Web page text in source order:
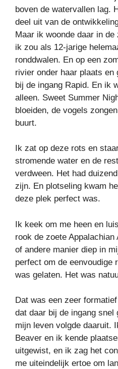
boven de watervallen lag.
deel uit van de
Maar ik woonde daar in
ik zou als 12-jarige
ronddwalen. En op een
rivier onder haar plaats en
bij de ingang Rapid. En ik
alleen. Sweet Summer
bloeiden, de vogels
buurt.
Ik zat op deze rots en
stromende water en de
verdween. Het had
zijn. En plotseling kwam
deze plek perfect was.
Ik keek om me heen en
rook de zoete
of andere manier diep in
perfect om de eenvoudige
was gelaten. Het was
Dat was een zeer
dat daar bij de ingang snel
mijn leven volgde daaruit.
Beaver en ik kende
uitgewist, en ik zag het
me uiteindelijk ertoe om